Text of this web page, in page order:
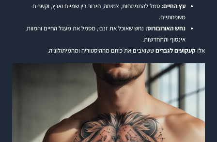
עץ החיים: סמל להתפתחות, צמיחה, חיבור בין שמיים וארץ, וקשרים
משפחתיים.
נחש האורובורוס: נחש שאוכל את זנבו, מסמל את מעגל החיים והמוות,
אינסוף והתחדשות.
אלוקעקועים לגבריםששואבים את כוחם מההיסטוריה ומהמיתולוגיה.